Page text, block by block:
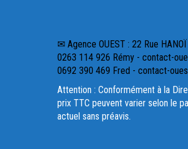
✉ Agence OUEST : 22 Rue
0263 114 926 Rémy - contact-
0692 390 469 Fred - contact-
Attention : Conformément à la
prix TTC peuvent varier selon le
actuel sans préavis.